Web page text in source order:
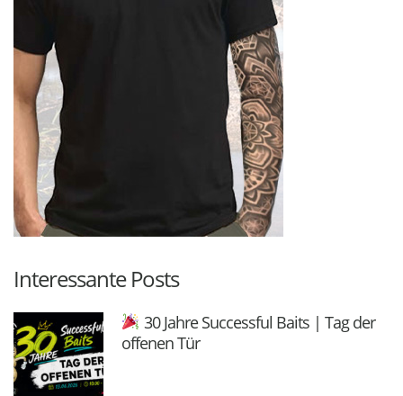
Interessante Posts
30 Jahre Successful Baits | Tag der
offenen Tür